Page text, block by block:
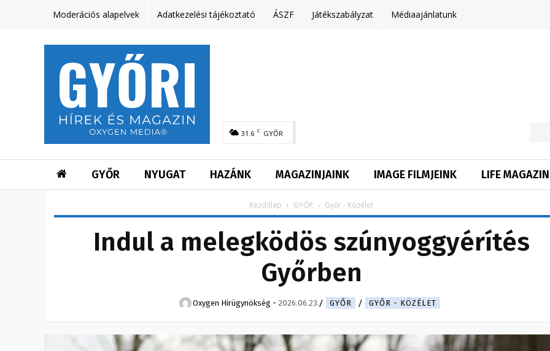
Moderációs alapelvek Adatkezelési tájékoztató ÁSZF Játékszabályzat Médiaajánlatunk
31.6 C GYŐR
GYŐR NYUGAT HAZÁNK MAGAZINJAINK IMAGE FILMJEINK LIFE MAGAZIN
Kezdőlap GYŐR Győr - Közélet
Indul a melegködös szúnyoggyérítés
Győrben
Oxygen Hirügynökség - 2026.06.23. GYŐR GYŐR - KÖZÉLET